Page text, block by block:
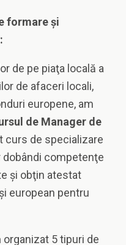
formare şi
de pe piaţa locală a
de afaceri locali,
europene, am
de Manager de
curs de specializare
dobândi competenţe
şi obţin atestat
european pentru
5 tipuri de